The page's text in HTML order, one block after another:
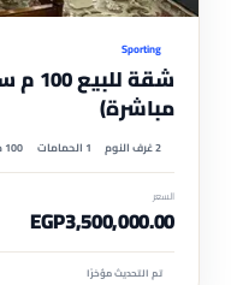
Sporting
شقة
مباشرة)
2 غرف النوم 1 الحمامات 100 م²
السعر
EGP3,500,000.00
تم التحديث مؤخرًا